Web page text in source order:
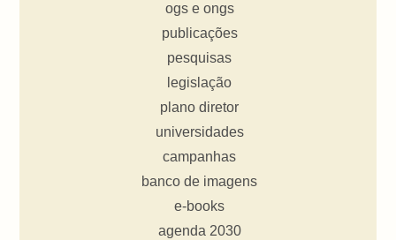
ogs e ongs
publicações
pesquisas
legislação
plano diretor
universidades
campanhas
banco de imagens
e-books
agenda 2030